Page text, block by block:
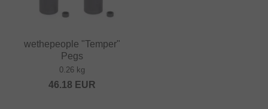
wethepeople "Temper"
Pegs
0.26 kg
46.18 EUR